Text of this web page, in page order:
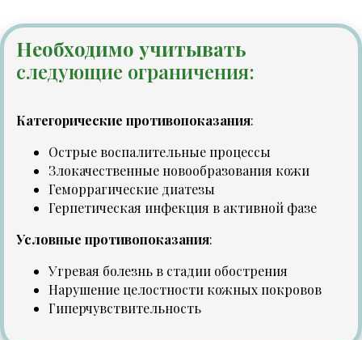
Необходимо учитывать
следующие ограничения:
Категорические противопоказания:
Острые воспалительные процессы
Злокачественные новообразования кожи
Геморрагические диатезы
Герпетическая инфекция в активной фазе
Условные противопоказания:
Угревая болезнь в стадии обострения
Нарушение целостности кожных покровов
Гиперчувствительность